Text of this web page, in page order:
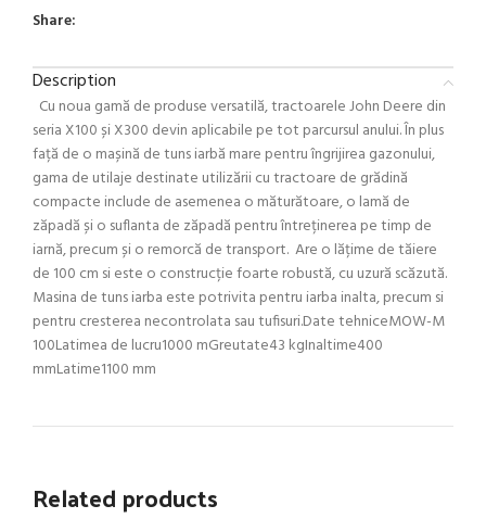
Share:
Description
Cu noua gamă de produse versatilă, tractoarele John Deere din
seria X100 și X300 devin aplicabile pe tot parcursul anului. În plus
față de o mașină de tuns iarbă mare pentru îngrijirea gazonului,
gama de utilaje destinate utilizării cu tractoare de grădină
compacte include de asemenea o măturătoare, o lamă de
zăpadă și o suflanta de zăpadă pentru întreținerea pe timp de
iarnă, precum și o remorcă de transport. Are o lățime de tăiere
de 100 cm si este o construcție foarte robustă, cu uzură scăzută.
Masina de tuns iarba este potrivita pentru iarba inalta, precum si
pentru cresterea necontrolata sau tufisuri.Date tehniceMOW-M
100Latimea de lucru1000 mGreutate43 kgInaltime400
mmLatime1100 mm
Related products